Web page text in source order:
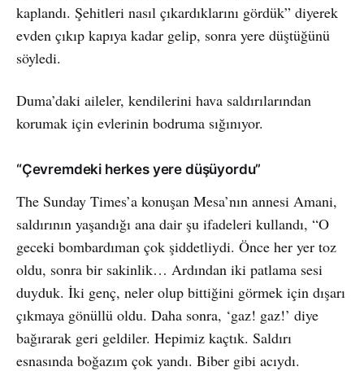
kaplandı. Şehitleri nasıl çıkardıklarını gördük” diyerek
evden çıkıp kapıya kadar gelip, sonra yere düştüğünü
söyledi.
Duma’daki aileler, kendilerini hava saldırılarından
korumak için evlerinin bodruma sığınıyor.
“Çevremdeki herkes yere düşüyordu”
The Sunday Times’a konuşan Mesa’nın annesi Amani,
saldırının yaşandığı ana dair şu ifadeleri kullandı, “O
geceki bombardıman çok şiddetliydi. Önce her yer toz
oldu, sonra bir sakinlik… Ardından iki patlama sesi
duyduk. İki genç, neler olup bittiğini görmek için dışarı
çıkmaya gönüllü oldu. Daha sonra, ‘gaz! gaz!’ diye
bağırarak geri geldiler. Hepimiz kaçtık. Saldırı
esnasında boğazım çok yandı. Biber gibi acıydı.